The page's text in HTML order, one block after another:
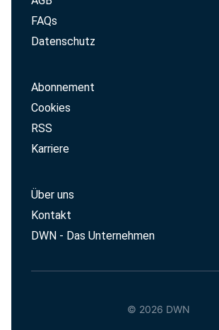
FAQs
Datenschutz
Abonnement
Cookies
RSS
Karriere
Über uns
Kontakt
DWN - Das Unternehmen
© 2026 DWN